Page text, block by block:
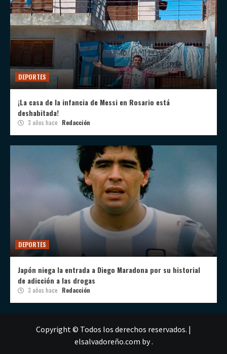
DEPORTES
¡La casa de la infancia de Messi en Rosario está
deshabitada!
3 años hace Redacción
DEPORTES
Japón niega la entrada a Diego Maradona por su historial
de adicción a las drogas
3 años hace Redacción
Copyright © Todos los derechos reservados. |
elsalvadoreño.com by .